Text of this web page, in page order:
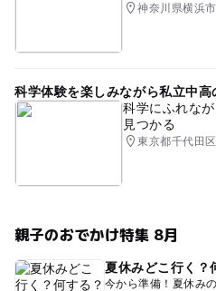
神奈川県横浜
科学体験を楽しみながら私立中高
科学にふれな
見つかる
東京都千代田区
親子のおでかけ特集 8月
夏休みどこ行く？
今から準備！夏休み